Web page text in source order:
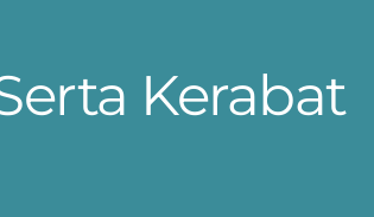
Kerabat